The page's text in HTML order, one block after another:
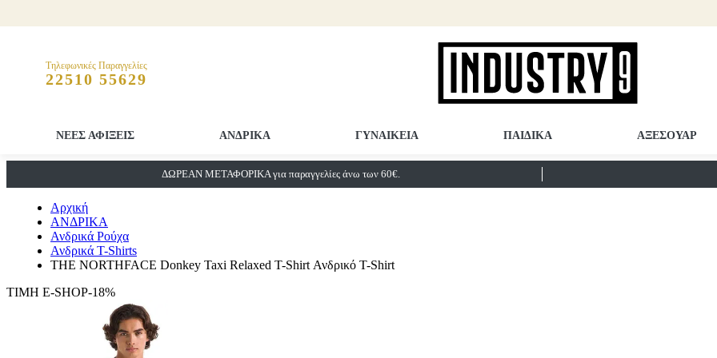
Τηλεφωνικές Παραγγελίες
22510 55629
ΝΕΕΣ ΑΦΙΞΕΙΣ ΑΝΔΡΙΚΑ ΓΥΝΑΙΚΕΙΑ ΠΑΙΔΙΚΑ ΑΞΕΣΟΥΑΡ
ΔΩΡΕΑΝ ΜΕΤΑΦΟΡΙΚΑ για παραγγελίες άνω των 60€.
Αρχική
ΑΝΔΡΙΚΑ
Ανδρικά Ρούχα
Ανδρικά T-Shirts
THE NORTHFACE Donkey Taxi Relaxed T-Shirt Ανδρικό T-Shirt
ΤΙΜΗ E-SHOP-18%